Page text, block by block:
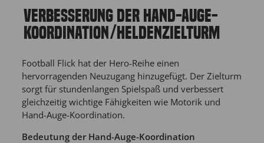
VERBESSERUNG DER HAND-AUGE-
KOORDINATION/HELDENZIELTURM
Football Flick hat der Hero-Reihe einen
hervorragenden Neuzugang hinzugefügt. Der Zielturm
sorgt für stundenlangen Spielspaß und verbessert
gleichzeitig wichtige Fähigkeiten wie Motorik und
Hand-Auge-Koordination.
Bedeutung der Hand-Auge-Koordination